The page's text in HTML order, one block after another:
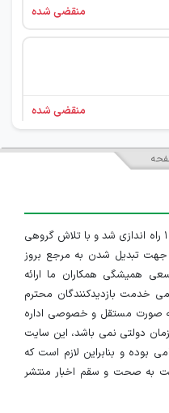
منقضی شده
منقضی شده
منقضی شده
منقضی شده
سایت ایران استخدام در تاریخ ۱۳۹۱/۱/۱۰ راه اندازی شد و با تلاش گروهی
جهت تبدیل شدن به مرجع بروز
همیشگی همکاران ما ارائه
خدمت بازدیدکنندگان محترم
صورت مستقل و خصوصی اداره
دولتی نمی باشد، این سایت
بوده و بنابراین لازم است که
به صحت و سقم اخبار منتشر